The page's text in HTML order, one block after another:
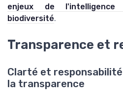
enjeux de
biodiversité.
Transparence et
Clarté et
la transparence